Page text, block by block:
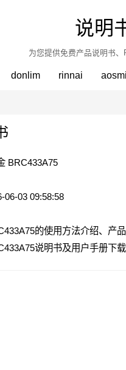
说明
为您提供免费产品说明书、
donlim rinnai
BRC433A75
06-03 09:58:58
的使用方法介绍、产品
说明书及用户手册下载